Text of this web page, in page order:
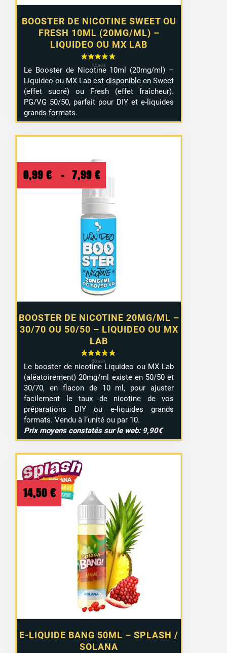
BOOSTER DE NICOTINE SWEET OU
FRESH 10ML (20MG/ML) –
LIQUIDEO OU MX LAB
Le Booster de Nicotine 10ml (20mg/ml) –
Liquideo ou MX Lab est disponible en Sweet
(effet sucré) ou Fresh (effet fraîcheur).
PG/VG 50/50, parfait pour DIY et e-liquides
grands formats.
BOOSTER DE NICOTINE 20MG/ML –
30/70 OU 50/50 – LIQUIDEO OU MX
LAB
0,99 € – 7,99 € Plage
de
prix :
0,99 €
à
7,99 €
Le booster de nicotine Liquideo ou MX Lab
(aléatoirement) 20mg/ml existe en 50/50 et
30/70, en flacon de 10 ml, pour ajuster
facilement le taux de nicotine de vos
préparations DIY ou e-liquides grands
formats. Vendu à l’unité ou par 10.
Prix moyens constatés sur le web: 9,90€
E-LIQUIDE BANG 50ML – SPLASH /
SOLANA
14,50 €